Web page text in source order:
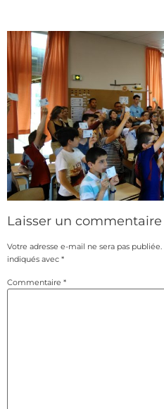
Laisser un commentaire
Votre adresse e-mail ne sera pas publiée.
indiqués avec *
Commentaire *